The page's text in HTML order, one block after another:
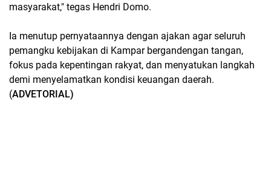
masyarakat," tegas Hendri Domo.
Ia menutup pernyataannya dengan ajakan agar seluruh
pemangku kebijakan di Kampar bergandengan tangan,
fokus pada kepentingan rakyat, dan menyatukan langkah
demi menyelamatkan kondisi keuangan daerah.
(ADVETORIAL)